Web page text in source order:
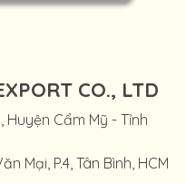
CO., LTD
Huyện Cẩm Mỹ - Tỉnh
Mại, P.4, Tân Bình, HCM